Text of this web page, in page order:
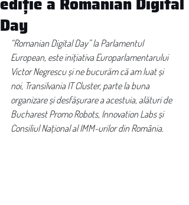
Day
“Romanian Digital Day” la Parlamentul
European, este inițiativa Europarlamentarului
Victor Negrescu și ne bucurăm că am luat și
noi, Transilvania IT Cluster, parte la buna
organizare și desfășurare a acestuia, alături de
Bucharest Promo Robots, Innovation Labs și
Consiliul Național al IMM-urilor din România.